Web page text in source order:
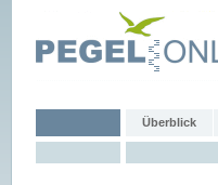
Überblick